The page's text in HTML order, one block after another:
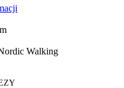
Walking